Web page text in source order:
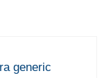
generic